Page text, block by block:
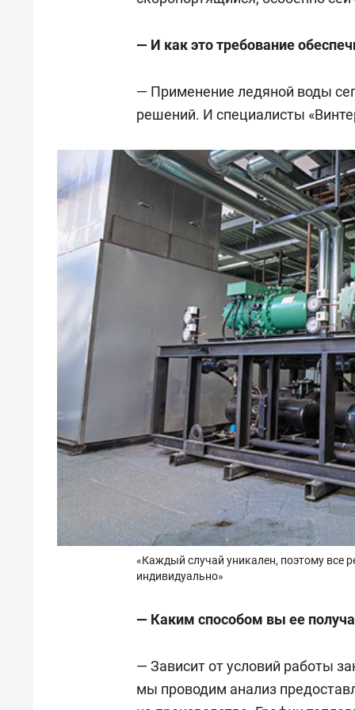
— И как это требование
— Применение ледяной воды
решений. И специалисты
«Каждый случай уникален, поэтому все
индивидуально»
— Каким способом вы ее
— Зависит от условий работы
мы проводим анализ